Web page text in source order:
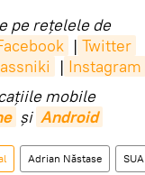
pe rețelele de
| Twitter
| Instagram
mobile
și Android
Adrian Năstase SUA